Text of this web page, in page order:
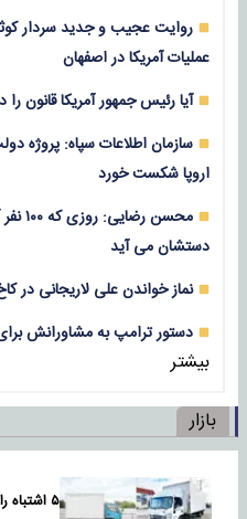
روایت عجیب و جدید سردار
عملیات آمریکا در اصفهان
آیا رئیس جمهور آمریکا قانون
سازمان اطلاعات سپاه: پروژه
اروپا شکست خورد
محسن
دستشان می آید
نماز خواندن علی لاریجانی در
دستور ترامپ به مشاورانش
بیشتر
بازار
۵